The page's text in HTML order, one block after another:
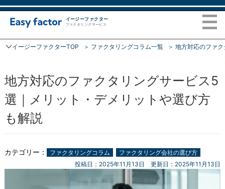
イージーファクター
ファクタリングサービス
トップページ
ファクタリング
ご利用の流れ
会社概要
イージーファクターTOP ファクタリングコラム一覧 地方対応のファ
地方対応のファクタリングサービス5
選｜メリット・デメリットや選び方
も解説
カテゴリー： ファクタリングコラム
ファクタリング会社の選び方
更新日：2025年11月13日
投稿日：2025年11月13日